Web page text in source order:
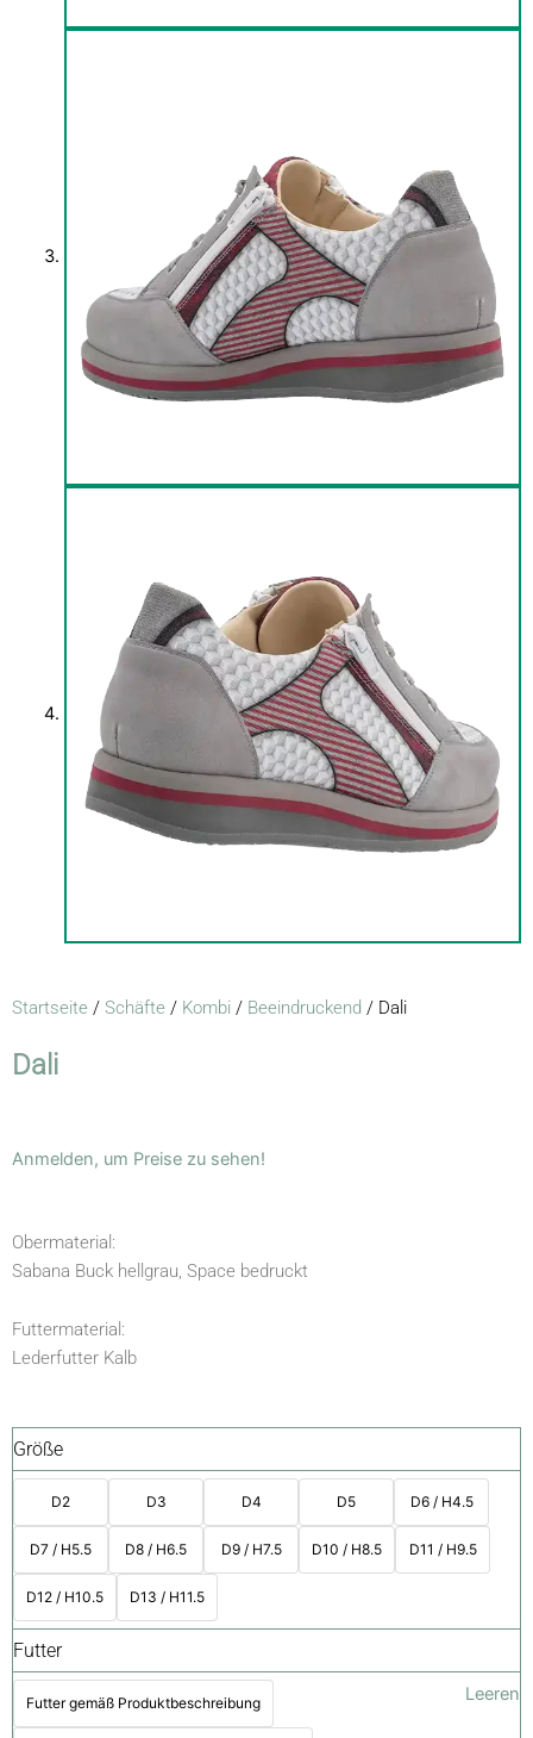
Startseite / Schäfte / Kombi / Beeindruckend / Dali
Dali
Anmelden, um Preise zu sehen!
Obermaterial:
Sabana Buck hellgrau, Space bedruckt
Futtermaterial:
Lederfutter Kalb
Größe
D2 D3 D4 D5 D6 / H4.5
D7 / H5.5 D8 / H6.5 D9 / H7.5 D10 / H8.5 D11 / H9.5
D12 / H10.5 D13 / H11.5
Futter
Futter gemäß Produktbeschreibung Leeren